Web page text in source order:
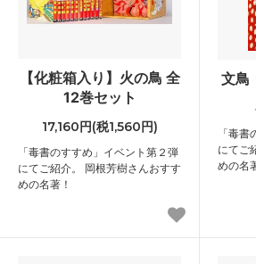
【化粧箱入り】火の鳥 全
12巻セット
17,160円(税1,560円)
「毒書のすすめ」イベント第２弾
にてご紹介。 岡根芳樹さんおすす
めの名著！
文鳥
「毒
にてご
めの名